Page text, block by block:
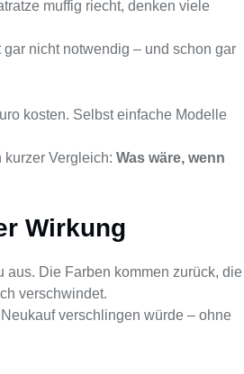
muffig riecht, denken viele
nicht notwendig – und schon gar
kosten. Selbst einfache Modelle
Vergleich: Was wäre, wenn
Wirkung
Die Farben kommen zurück, die
verschwindet.
verschlingen würde – ohne